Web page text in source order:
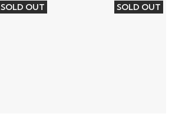
SOLD OUT SOLD OUT